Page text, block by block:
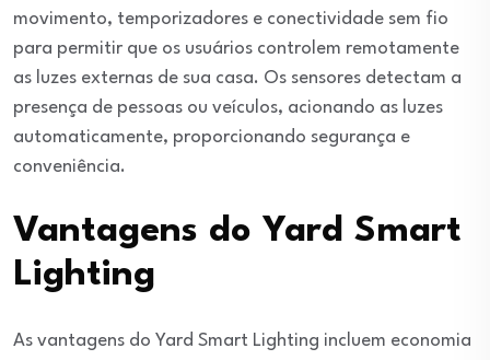
movimento, temporizadores e conectividade sem fio
para permitir que os usuários controlem remotamente
as luzes externas de sua casa. Os sensores detectam a
presença de pessoas ou veículos, acionando as luzes
automaticamente, proporcionando segurança e
conveniência.
Vantagens do Yard Smart
Lighting
As vantagens do Yard Smart Lighting incluem economia